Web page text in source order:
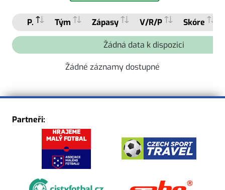
P. Tým Zápasy V/R/P Skóre
Žádná data k dispozici
Žádné záznamy dostupné
Partneři: